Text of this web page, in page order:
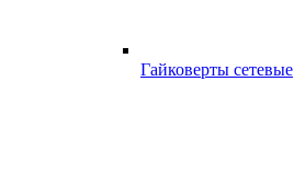
Гайковерты сетевые